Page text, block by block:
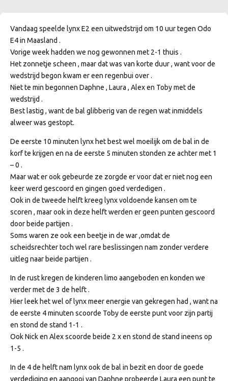
Vandaag speelde lynx E2 een uitwedstrijd om 10 uur tegen Odo
E4 in Maasland .
Vorige week hadden we nog gewonnen met 2-1 thuis .
Het zonnetje scheen , maar dat was van korte duur , want voor de
wedstrijd begon kwam er een regenbui over .
Niet te min begonnen Daphne , Laura , Alex en Toby met de
wedstrijd .
Best lastig , want de bal glibberig van de regen wat inmiddels
alweer was gestopt.
De eerste 10 minuten lynx het best wel moeilijk om de bal in de
korf te krijgen en na de eerste 5 minuten stonden ze achter met 1
– 0 .
Maar wat er ook gebeurde ze zorgde er voor dat er niet nog een
keer werd gescoord en gingen goed verdedigen .
Ook in de tweede helft kreeg lynx voldoende kansen om te
scoren , maar ook in deze helft werden er geen punten gescoord
door beide partijen .
Soms waren ze ook een beetje in de war ,omdat de
scheidsrechter toch wel rare beslissingen nam zonder verdere
uitleg naar beide partijen .
In de rust kregen de kinderen limo aangeboden en konden we
verder met de 3 de helft .
Hier leek het wel of lynx meer energie van gekregen had , want na
de eerste 4 minuten scoorde Toby de eerste punt voor zijn partij
en stond de stand 1-1 .
Ook Nick en Alex scoorde beide 2 x en stond de stand ineens op
1-5 .
In de 4 de helft nam lynx ook de bal in bezit en door de goede
verdediging en aangooi van Daphne probeerde Laura een punt te